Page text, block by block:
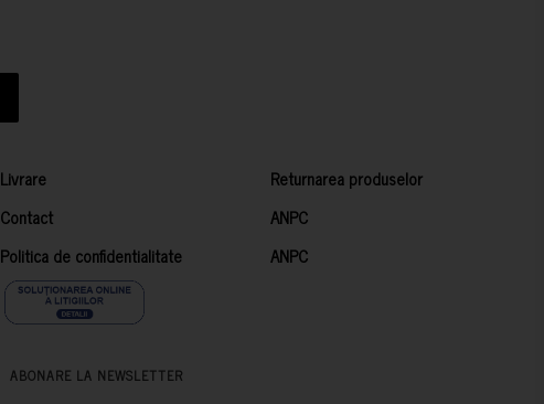
Livrare
Returnarea produselor
Contact
ANPC
Politica de confidentialitate ANPC
ABONARE LA NEWSLETTER